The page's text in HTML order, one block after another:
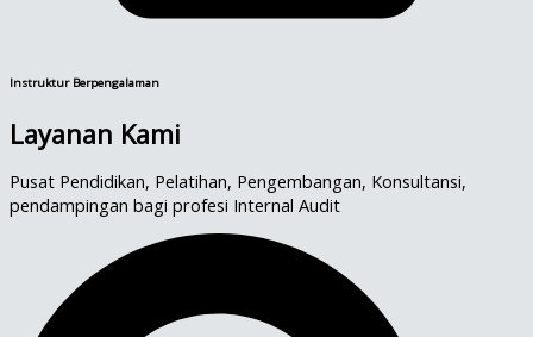
Instruktur Berpengalaman
Layanan Kami
Pusat Pendidikan, Pelatihan, Pengembangan, Konsultansi,
pendampingan bagi profesi Internal Audit